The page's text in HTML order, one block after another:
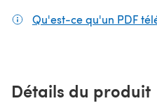
Qu'est-ce qu'un PDF
Détails du produit